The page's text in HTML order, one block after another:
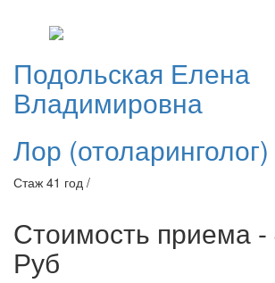
Подольская Елена
Владимировна
Лор (отоларинголог)
Стаж 41 год /
Стоимость приема -
Руб